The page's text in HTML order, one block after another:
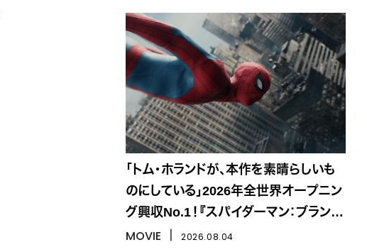
「トム・ホランドが、本作を素晴らしいも
のにしている」2026年全世界オープニン
グ興収No.1！『スパイダーマン：ブラン
ド・ニュー・デイ』
MOVIE 2026.08.04